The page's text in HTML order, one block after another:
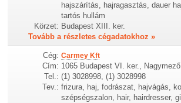
hajszárítás, hajragasztás, dauer
tartós hullám
Körzet: Budapest XIII. ker.
Tovább a részletes cégadatokhoz »
Cég: Carmey Kft
Cím: 1065 Budapest VI. ker.,
Tel.: (1) 3028998, (1) 3028998
Tev.: frizura, haj, fodrászat, hajvágás,
szépségszalon, hair, hairdresser,